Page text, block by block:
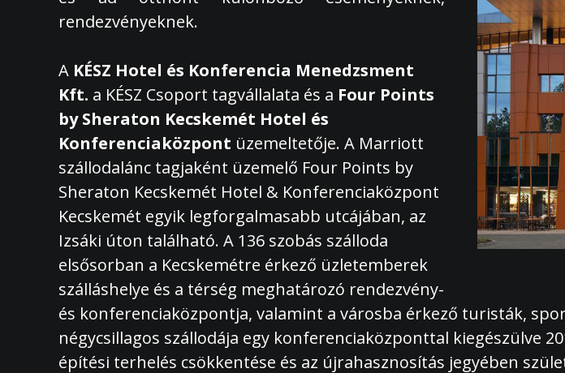
rendezvényeknek.
A KÉSZ Hotel és Konferencia Menedzsment
Kft. a KÉSZ Csoport tagvállalata és a Four Points
by Sheraton Kecskemét Hotel és
Konferenciaközpont üzemeltetője. A Marriott
szállodalánc tagjaként üzemelő Four Points by
Sheraton Kecskemét Hotel & Konferenciaközpont
Kecskemét egyik legforgalmasabb utcájában, az
Izsáki úton található. A 136 szobás szálloda
elsősorban a Kecskemétre érkező üzletemberek
szálláshelye és a térség meghatározó rendezvény-
és konferenciaközpontja, valamint a városba érkező turisták,
négycsillagos szállodája egy konferenciaközponttal kiegészülve
építési terhelés csökkentése és az újrahasznosítás jegyében